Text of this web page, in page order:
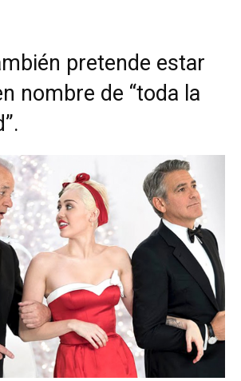
pretende estar
nombre de “toda la